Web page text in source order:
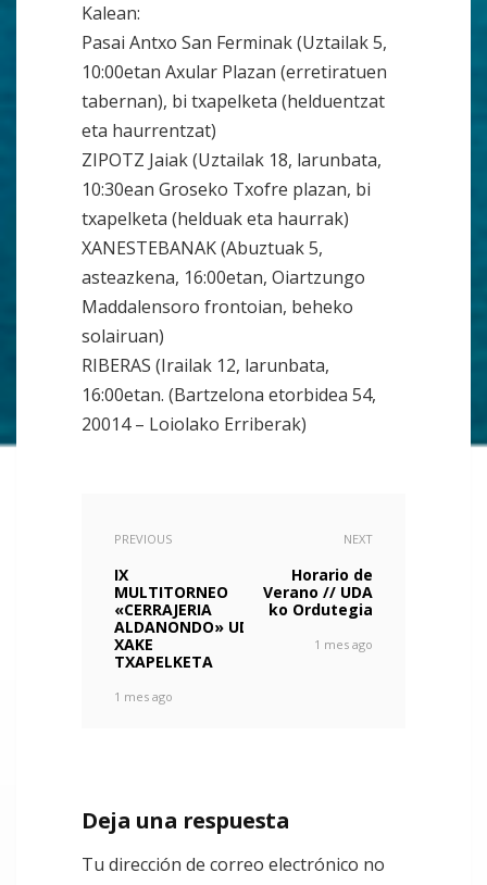
Kalean:
Pasai Antxo San Ferminak (Uztailak 5,
10:00etan Axular Plazan (erretiratuen
tabernan), bi txapelketa (helduentzat
eta haurrentzat)
ZIPOTZ Jaiak (Uztailak 18, larunbata,
10:30ean Groseko Txofre plazan, bi
txapelketa (helduak eta haurrak)
XANESTEBANAK (Abuztuak 5,
asteazkena, 16:00etan, Oiartzungo
Maddalensoro frontoian, beheko
solairuan)
RIBERAS (Irailak 12, larunbata,
16:00etan. (Bartzelona etorbidea 54,
20014 – Loiolako Erriberak)
PREVIOUS
IX
MULTITORNEO
«CERRAJERIA
ALDANONDO» UDA
XAKE
TXAPELKETA
1 mes ago
NEXT
Horario de
Verano // UDA
ko Ordutegia
1 mes ago
Deja una respuesta
Tu dirección de correo electrónico no